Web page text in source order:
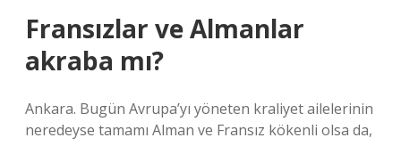
Fransızlar ve Almanlar
akraba mı?
Ankara. Bugün Avrupa’yı yöneten kraliyet ailelerinin
neredeyse tamamı Alman ve Fransız kökenli olsa da,